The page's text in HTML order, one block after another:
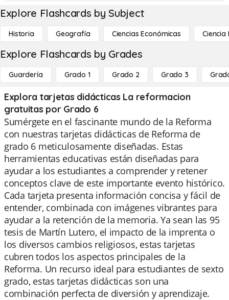
Explore Flashcards by Subject
Historia Geografía Ciencias Económicas Ciencia
Explore Flashcards by Grades
Guardería Grado 1 Grado 2 Grado 3
Explora tarjetas didácticas La reformacion
gratuitas por Grado 6
Sumérgete en el fascinante mundo de la Reforma
con nuestras tarjetas didácticas de Reforma de
grado 6 meticulosamente diseñadas. Estas
herramientas educativas están diseñadas para
ayudar a los estudiantes a comprender y retener
conceptos clave de este importante evento histórico.
Cada tarjeta presenta información concisa y fácil de
entender, combinada con imágenes vibrantes para
ayudar a la retención de la memoria. Ya sean las 95
tesis de Martín Lutero, el impacto de la imprenta o
los diversos cambios religiosos, estas tarjetas
cubren todos los aspectos principales de la
Reforma. Un recurso ideal para estudiantes de sexto
grado, estas tarjetas didácticas son una
combinación perfecta de diversión y aprendizaje.